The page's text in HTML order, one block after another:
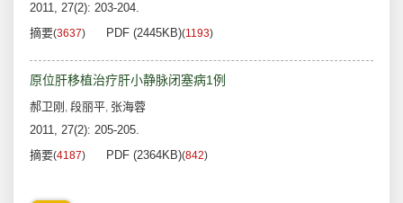
2011, 27(2): 203-204.
摘要(3637) PDF (2445KB)(1193)
原位肝移植治疗肝小静脉闭塞病1例
郝卫刚 , 段丽平, 张海蓉
2011, 27(2): 205-205.
摘要(4187) PDF (2364KB)(842)